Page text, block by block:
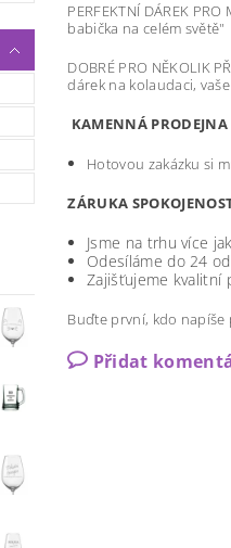
PERFEKTNÍ DÁREK
babička na celém světě"
DOBRÉ PRO NĚKOLIK
dárek na kolaudaci,
KAMENNÁ PRODEJNA
Hotovou zakázku si
ZÁRUKA
Jsme na trhu více
Odesíláme do 24
Zajišťujeme kvalitní
Buďte první, kdo napíše
Přidat